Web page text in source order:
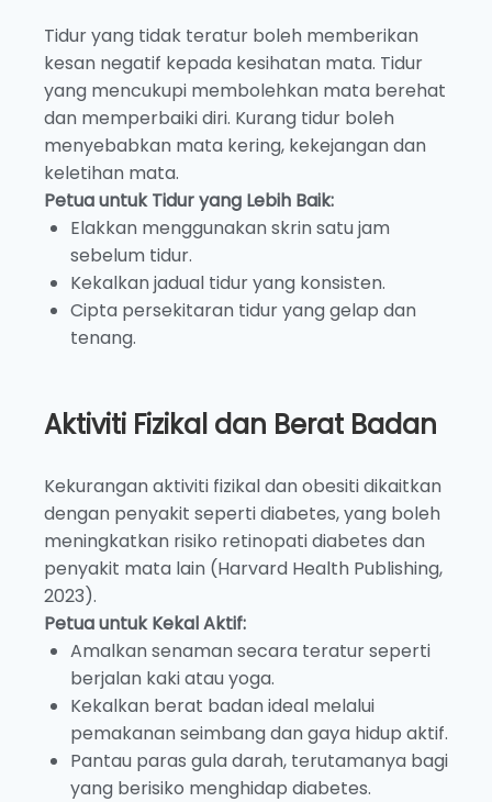
Tidur yang tidak teratur boleh memberikan
kesan negatif kepada kesihatan mata. Tidur
yang mencukupi membolehkan mata berehat
dan memperbaiki diri. Kurang tidur boleh
menyebabkan mata kering, kekejangan dan
keletihan mata.
Petua untuk Tidur yang Lebih Baik:
Elakkan menggunakan skrin satu jam
sebelum tidur.
Kekalkan jadual tidur yang konsisten.
Cipta persekitaran tidur yang gelap dan
tenang.
Aktiviti Fizikal dan Berat Badan
Kekurangan aktiviti fizikal dan obesiti dikaitkan
dengan penyakit seperti diabetes, yang boleh
meningkatkan risiko retinopati diabetes dan
penyakit mata lain (Harvard Health Publishing,
2023).
Petua untuk Kekal Aktif:
Amalkan senaman secara teratur seperti
berjalan kaki atau yoga.
Kekalkan berat badan ideal melalui
pemakanan seimbang dan gaya hidup aktif.
Pantau paras gula darah, terutamanya bagi
yang berisiko menghidap diabetes.